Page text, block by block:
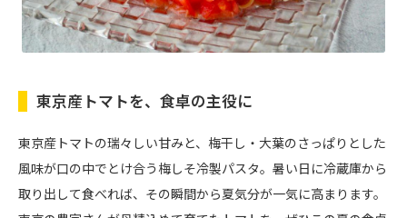
東京産トマトを、食卓の主役に
東京産トマトの瑞々しい甘みと、梅干し・大葉のさっぱりとした
風味が口の中でとけ合う梅しそ冷製パスタ。暑い日に冷蔵庫から
取り出して食べれば、その瞬間から夏気分が一気に高まります。